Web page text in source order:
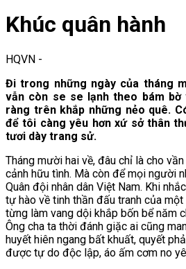
Khúc quân hành
HQVN -
Đi trong những ngày của tháng
vẫn còn se se lạnh theo bám bờ
ràng trên khắp những nẻo quê.
để tôi càng yêu hơn xứ sở thân
tươi dày trang sử.
Tháng mười hai về, đâu chỉ là cho
cảnh hữu tình. Mà còn để mọi người
Quân đội nhân dân Việt Nam. Khi
tự hào về tinh thần đấu tranh của
từng làm vang dội khắp bốn bể năm
Ông cha ta thời đánh giặc ai cũng
huyết hiên ngang bất khuất, quyết
được tự do độc lập, áo ấm cơm no